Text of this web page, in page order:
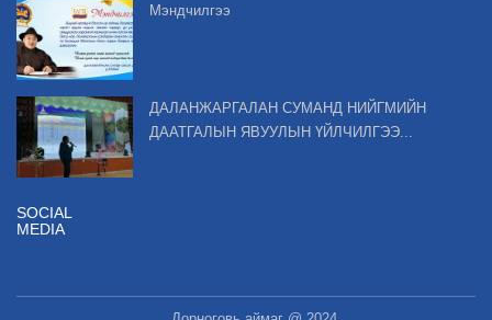
Мэндчилгээ
ДАЛАНЖАРГАЛАН СУМАНД НИЙГМИЙН
ДААТГАЛЫН ЯВУУЛЫН ҮЙЛЧИЛГЭЭ...
SOCIAL
MEDIA